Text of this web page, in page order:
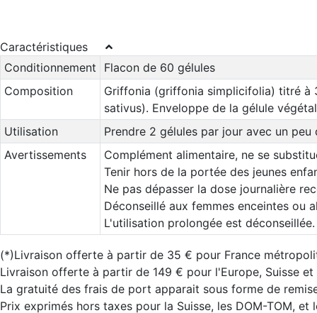
Caractéristiques
Conditionnement
Flacon de 60 gélules
Composition
Griffonia (griffonia simplicifolia) titré à
sativus). Enveloppe de la gélule
Utilisation
Prendre 2 gélules par jour avec un peu
Avertissements
Complément alimentaire, ne se
Tenir hors de la portée des jeunes
Ne pas dépasser la dose journalière
Déconseillé aux femmes enceintes ou
L'utilisation prolongée est déconseillée.
(*)Livraison offerte à partir de 35 € pour France
Livraison offerte à partir de 149 € pour l'Europe, Suisse et
La gratuité des frais de port apparait sous forme de
Prix exprimés hors taxes pour la Suisse, les DOM-TOM,